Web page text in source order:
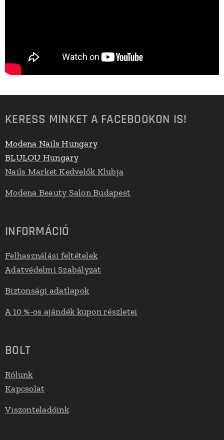
KERESS MINKET A FACEBOOKON IS!
Modena Nails Hungary
BLULOU Hungary
Nails Market Kedvelők Klubja
Modena Beauty Salon Budapest
INFORMÁCIÓ
Felhasználási feltételek
Adatvédelmi Szabályzat
Biztonsági adatlapok
A 10 %-os ajándék kupon részletei
BOLT
Rólunk
Kapcsolat
Viszonteladóink